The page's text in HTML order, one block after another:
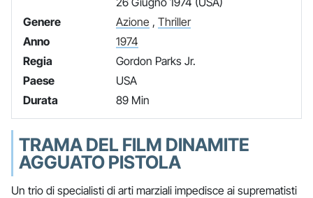
Genere
Azione, Thriller
Anno
1974
Regia
Gordon Parks Jr.
Paese
USA
Durata
89 Min
TRAMA DEL FILM DINAMITE
AGGUATO PISTOLA
Un trio di specialisti di arti marziali impedisce ai suprematisti